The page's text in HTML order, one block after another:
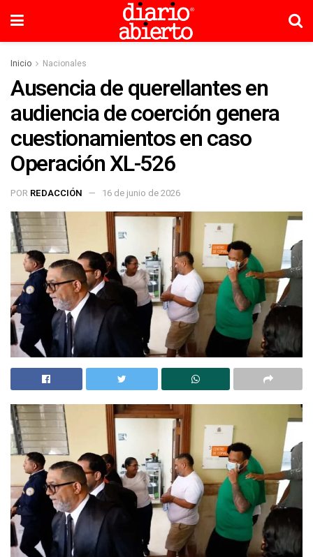
Inicio Nacionales
Ausencia de querellantes en
audiencia de coerción genera
cuestionamientos en caso
Operación XL-526
POR REDACCIÓN 16 de junio de 2026